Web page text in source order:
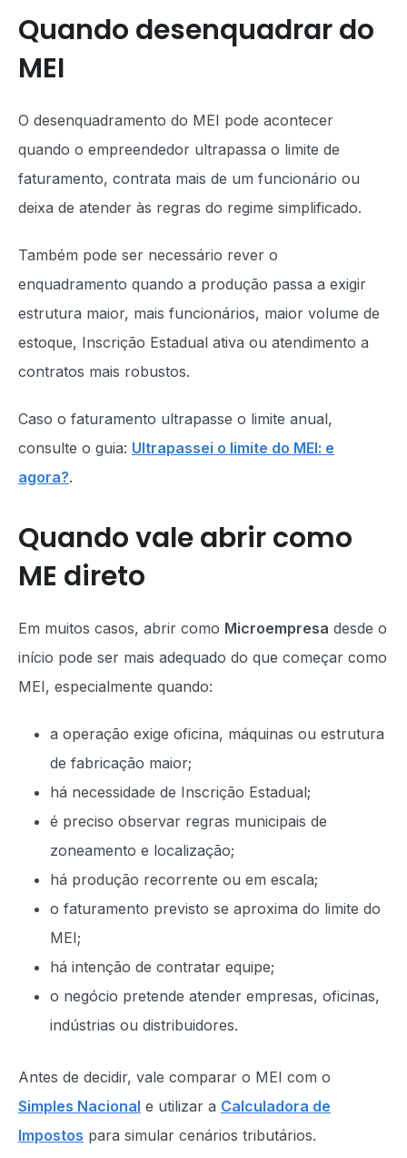
Quando desenquadrar do
MEI
O desenquadramento do MEI pode acontecer
quando o empreendedor ultrapassa o limite de
faturamento, contrata mais de um funcionário ou
deixa de atender às regras do regime simplificado.
Também pode ser necessário rever o
enquadramento quando a produção passa a exigir
estrutura maior, mais funcionários, maior volume de
estoque, Inscrição Estadual ativa ou atendimento a
contratos mais robustos.
Caso o faturamento ultrapasse o limite anual,
consulte o guia: Ultrapassei o limite do MEI: e
agora?.
Quando vale abrir como
ME direto
Em muitos casos, abrir como Microempresa desde o
início pode ser mais adequado do que começar como
MEI, especialmente quando:
a operação exige oficina, máquinas ou estrutura
de fabricação maior;
há necessidade de Inscrição Estadual;
é preciso observar regras municipais de
zoneamento e localização;
há produção recorrente ou em escala;
o faturamento previsto se aproxima do limite do
MEI;
há intenção de contratar equipe;
o negócio pretende atender empresas, oficinas,
indústrias ou distribuidores.
Antes de decidir, vale comparar o MEI com o
Simples Nacional e utilizar a Calculadora de
Impostos para simular cenários tributários.